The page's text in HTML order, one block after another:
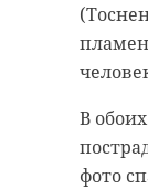
В
фото